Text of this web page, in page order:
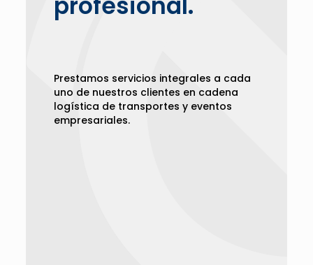
Prestamos servicios integrales a cada
uno de nuestros clientes en cadena
logística de transportes y eventos
empresariales.